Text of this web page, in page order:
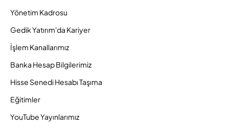
Yönetim Kadrosu
Gedik Yatırım'da Kariyer
İşlem Kanallarımız
Banka Hesap Bilgilerimiz
Hisse Senedi Hesabı Taşıma
Eğitimler
YouTube Yayınlarımız